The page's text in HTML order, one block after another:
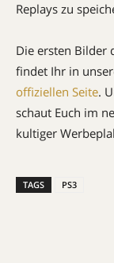
Replays zu
Die ersten Bilder
findet Ihr in
offiziellen Seite.
schaut Euch im
kultiger
TAGS PS3